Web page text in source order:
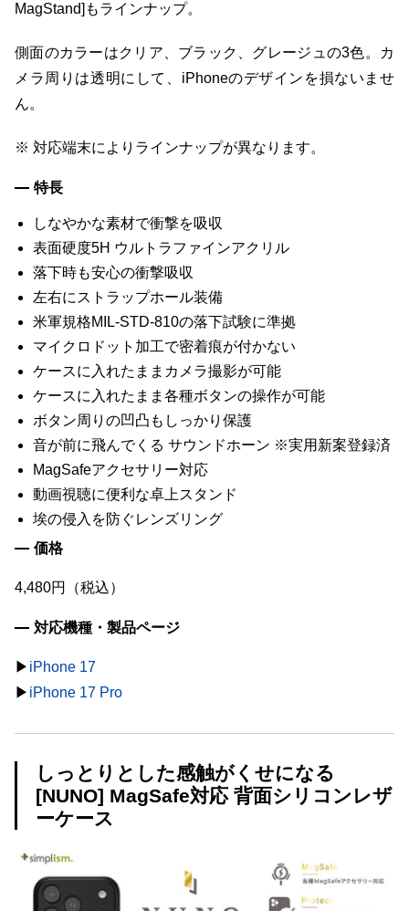
MagStand]もラインナップ。
側面のカラーはクリア、ブラック、グレージュの3色。カ
メラ周りは透明にして、iPhoneのデザインを損ないませ
ん。
※ 対応端末によりラインナップが異なります。
特長
しなやかな素材で衝撃を吸収
表面硬度5H ウルトラファインアクリル
落下時も安心の衝撃吸収
左右にストラップホール装備
米軍規格MIL-STD-810の落下試験に準拠
マイクロドット加工で密着痕が付かない
ケースに入れたままカメラ撮影が可能
ケースに入れたまま各種ボタンの操作が可能
ボタン周りの凹凸もしっかり保護
音が前に飛んでくる サウンドホーン ※実用新案登録済
MagSafeアクセサリー対応
動画視聴に便利な卓上スタンド
埃の侵入を防ぐレンズリング
価格
4,480円（税込）
対応機種・製品ページ
▶︎ iPhone 17
▶︎ iPhone 17 Pro
しっとりとした感触がくせになる
[NUNO] MagSafe対応 背面シリコンレザ
ーケース